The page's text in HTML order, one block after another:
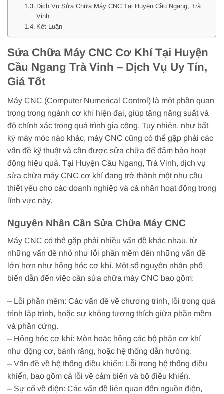
Dịch Vụ Sửa Chữa Máy CNC Tại Huyện Cầu Ngang, Trà
Vinh
Kết Luận
Sửa Chữa Máy CNC Cơ Khí Tại Huyện
Cầu Ngang Trà Vinh – Dịch Vụ Uy Tín,
Giá Tốt
Máy CNC (Computer Numerical Control) là một phần quan
trọng trong ngành cơ khí hiện đại, giúp tăng năng suất và
độ chính xác trong quá trình gia công. Tuy nhiên, như bất
kỳ máy móc nào khác, máy CNC cũng có thể gặp phải các
vấn đề kỹ thuật và cần được sửa chữa để đảm bảo hoạt
động hiệu quả. Tại Huyện Cầu Ngang, Trà Vinh, dịch vụ
sửa chữa máy CNC cơ khí đang trở thành một nhu cầu
thiết yếu cho các doanh nghiệp và cá nhân hoạt động trong
lĩnh vực này.
Nguyên Nhân Cần Sửa Chữa Máy CNC
Máy CNC có thể gặp phải nhiều vấn đề khác nhau, từ
những vấn đề nhỏ như lỗi phần mềm đến những vấn đề
lớn hơn như hỏng hóc cơ khí. Một số nguyên nhân phổ
biến dẫn đến việc cần sửa chữa máy CNC bao gồm:
– Lỗi phần mềm: Các vấn đề về chương trình, lỗi trong quá
trình lập trình, hoặc sự không tương thích giữa phần mềm
và phần cứng.
– Hỏng hóc cơ khí: Mòn hoặc hỏng các bộ phận cơ khí
như động cơ, bánh răng, hoặc hệ thống dẫn hướng.
– Vấn đề về hệ thống điều khiển: Lỗi trong hệ thống điều
khiển, bao gồm cả lỗi về cảm biến và bộ điều khiển.
– Sự cố về điện: Các vấn đề liên quan đến nguồn điện,